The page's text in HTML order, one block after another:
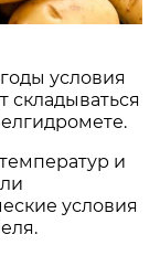
условия
складываться
и
условия